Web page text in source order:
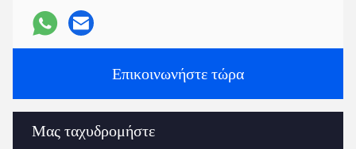
Επικοινωνήστε τώρα
Μας ταχυδρομήστε